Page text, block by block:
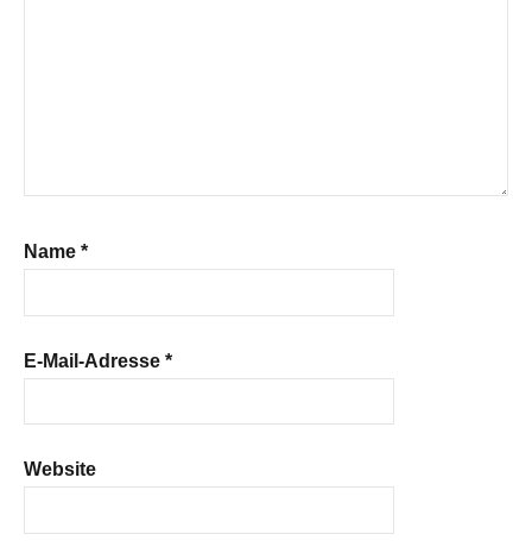
Name *
E-Mail-Adresse *
Website